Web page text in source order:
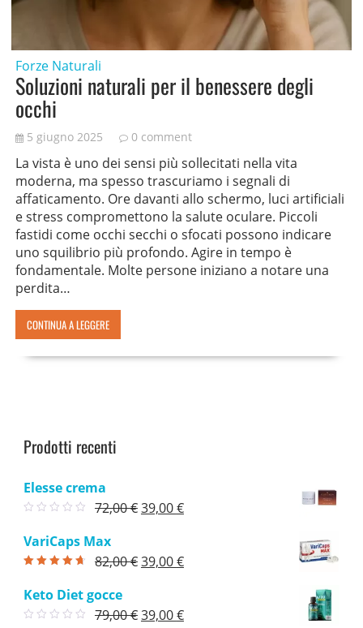
Forze Naturali
Soluzioni naturali per il benessere degli
occhi
5 giugno 2025 0 comment
La vista è uno dei sensi più sollecitati nella vita
moderna, ma spesso trascuriamo i segnali di
affaticamento. Ore davanti allo schermo, luci artificiali
e stress compromettono la salute oculare. Piccoli
fastidi come occhi secchi o sfocati possono indicare
uno squilibrio più profondo. Agire in tempo è
fondamentale. Molte persone iniziano a notare una
perdita…
CONTINUA A LEGGERE
Prodotti recenti
Elesse crema
72,00€Il
era:
39,00€Il
è:
VariCaps Max
82,00€Il
era:
39,00€Il
è:
Keto Diet gocce
79,00€Il
39,00€Il